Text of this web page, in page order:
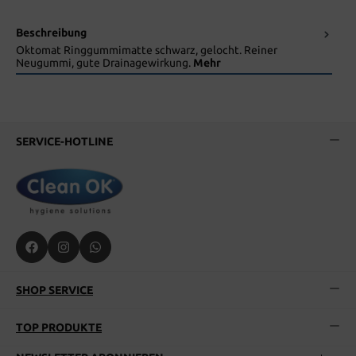
Beschreibung
Oktomat Ringgummimatte schwarz, gelocht. Reiner
Neugummi, gute Drainagewirkung. Mehr
SERVICE-HOTLINE
SHOP SERVICE
TOP PRODUKTE